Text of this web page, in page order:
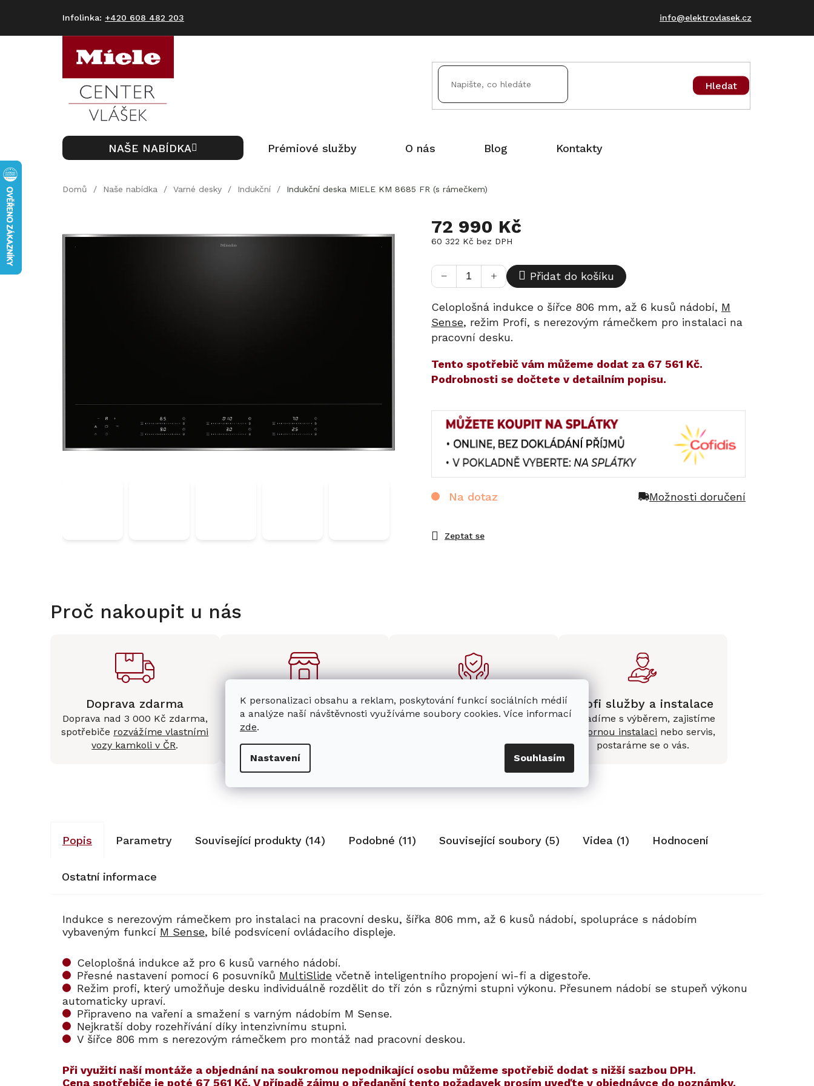
K personalizaci obsahu a reklam, poskytování funkcí sociálních médií
a analýze naší návštěvnosti využíváme soubory cookies. Více informací
zde.
Nastavení Souhlasím
+420 608 482 203 info@elektrovlasek.cz
Hledat
NAŠE NABÍDKA Prémiové služby O nás Blog Kontakty
Domů / Naše nabídka / Varné desky / Indukční / Indukční deska MIELE KM 8685 FR (s rámečkem)
72 990 Kč
60 322 Kč bez DPH
cena:
+
− Přidat do košíku
Celoplošná indukce o šířce 806 mm, až 6 kusů nádobí, M
Sense, režim Profi, s nerezovým rámečkem pro instalaci na
pracovní desku.
​​Tento spotřebič vám můžeme dodat za 67 561 Kč.
Podrobnosti se dočtete v detailním popisu.
Zeptat se
Na dotaz Možnosti doručení
Proč nakoupit u nás
Doprava zdarma
Doprava nad 3 000 Kč zdarma,
spotřebiče rozvážíme vlastními
vozy kamkoli v ČR.
Kamenná prodejna
Mámeshowroomv Hradci
Králové s možností jednoduše u
nás zaparkovat.
Stabilní prodejce
Jsme stabilní prodejce
zkušenostmi od roku 2001.
Profi služby a instalace
Poradíme s výběrem, zajistíme
odbornou instalaci nebo servis,
postaráme se o vás.
Popis Parametry Související produkty (14) Podobné (11) Související soubory (5) Videa (1) Hodnocení
Ostatní informace
Indukce s nerezovým rámečkem pro instalaci na pracovní desku, šířka 806 mm, až 6 kusů nádobí, spolupráce s nádobím
vybaveným funkcí M Sense, bílé podsvícení ovládacího displeje.
Celoplošná indukce až pro 6 kusů varného nádobí.
Přesné nastavení pomocí 6 posuvníků MultiSlide včetně inteligentního propojení wi-fi a digestoře.
Režim profi, který umožňuje desku individuálně rozdělit do tří zón s různými stupni výkonu. Přesunem nádobí se stupeň výkonu
automaticky upraví.
Připraveno na vaření a smažení s varným nádobím M Sense.
Nejkratší doby rozehřívání díky intenzivnímu stupni.
V šířce 806 mm s nerezovým rámečkem pro montáž nad pracovní deskou.
​​Při využití naší montáže a objednání na soukromou nepodnikající osobu můžeme spotřebič dodat s nižší sazbou DPH.
Cena spotřebiče je poté 67 561 Kč. V případě zájmu o předanění tento požadavek prosím uveďte v objednávce do poznámky.